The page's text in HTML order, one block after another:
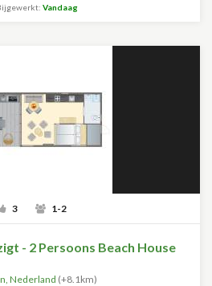
Vandaag
3 1-2
- 2 Persoons Beach House
, Nederland (+8.1km)